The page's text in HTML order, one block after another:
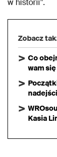
w historii”.
Zobacz
Co
wam
Kasia